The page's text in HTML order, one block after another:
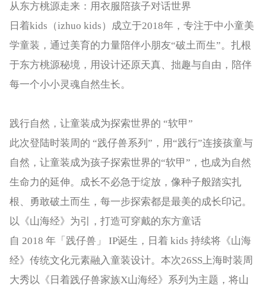
从东方桃源走来：用衣服陪孩子对话世界
日着kids（izhuo kids）成立于2018年，专注于中小童美
学童装，通过美育的力量陪伴小朋友“破土而生”。扎根
于东方桃源秘境，用设计还原天真、拙趣与自由，陪伴
每一个小小灵魂自然生长。
践行自然，让童装成为探索世界的 “软甲”
此次登陆时装周的 “践仔兽系列”，用“践行”连接孩童与
自然，让童装成为孩子探索世界的“软甲”，也成为自然
生命力的延伸。成长不必急于绽放，像种子般踏实扎
根、勇敢破土而生，每一步探索都是最美的成长印记。
以《山海经》为引，打造可穿戴的东方童话
自 2018 年「践仔兽」 IP诞生，日着 kids 持续将《山海
经》传统文化元素融入童装设计。本次26SS上海时装周
大秀以《日着践仔兽家族X山海经》系列为主题，将山